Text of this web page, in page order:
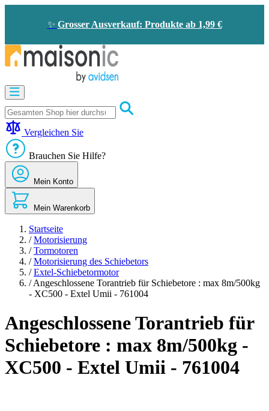
✨ Grosser Ausverkauf: Produkte ab 1,99 €
Bildtelefon
und
Türklingel
-
Energieeinsparung
Sicherheit
Komfort
im
Haus
Angebote
Vergleichen Sie
Brauchen Sie Hilfe?
Mein Konto
Mein Warenkorb
Startseite
/ Motorisierung
/ Tormotoren
/ Motorisierung des Schiebetors
/ Extel-Schiebetormotor
/ Angeschlossene Torantrieb für Schiebetore : max 8m/500kg
- XC500 - Extel Umii - 761004
Angeschlossene Torantrieb für
Schiebetore : max 8m/500kg -
XC500 - Extel Umii - 761004